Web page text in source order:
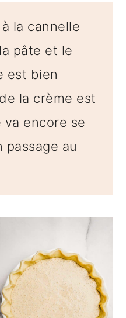
la cannelle
pâte et le
est bien
la crème est
encore se
au